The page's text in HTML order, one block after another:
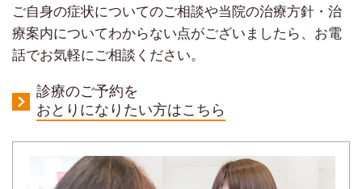
ご自身の症状についてのご相談や当院の治療方針・治
療案内についてわからない点がございましたら、お電
話でお気軽にご相談ください。
診療のご予約を
おとりになりたい方はこちら